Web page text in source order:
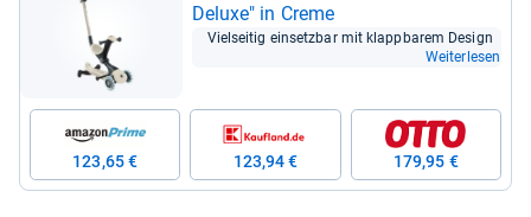
Deluxe" in Creme
Viel­sei­tig ein­setz­bar mit klapp­ba­rem Design
Weiterlesen
123,65 € 123,94 € 179,95 €